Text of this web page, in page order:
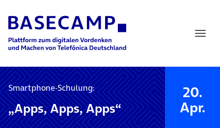
Main Navigation
Smartphone-Schulung:
„Apps, Apps, Apps“
20.
Apr.